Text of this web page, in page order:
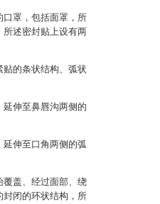
口罩，包括面罩，所
所述密封贴上设有两
的条状结构、弧状
伸至鼻唇沟两侧的
伸至口角两侧的弧
覆盖、经过面部、绕
封闭的环状结构，所